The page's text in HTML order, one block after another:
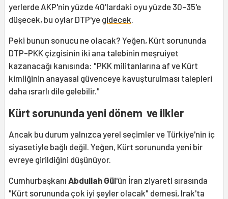
yerlerde AKP'nin yüzde 40'lardaki oyu yüzde 30-35'e
düşecek, bu oylar DTP'ye gidecek.
Peki bunun sonucu ne olacak? Yeğen, Kürt sorununda
DTP-PKK çizgisinin iki ana talebinin meşruiyet
kazanacağı kanısında: "PKK militanlarına af ve Kürt
kimliğinin anayasal güvenceye kavuşturulması talepleri
daha ısrarlı dile gelebilir."
Kürt sorununda yeni dönem ve ilkler
Ancak bu durum yalnızca yerel seçimler ve Türkiye'nin iç
siyasetiyle bağlı değil. Yeğen, Kürt sorununda yeni bir
evreye girildiğini düşünüyor.
Cumhurbaşkanı Abdullah Gül'ün İran ziyareti sırasında
"Kürt sorununda çok iyi şeyler olacak" demesi, Irak'ta